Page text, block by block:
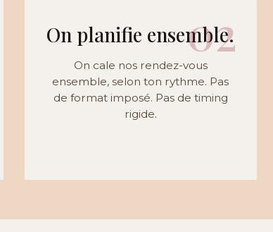
02
On planifie ensemble.
On cale nos rendez-vous
ensemble, selon ton rythme. Pas
de format imposé. Pas de timing
rigide.